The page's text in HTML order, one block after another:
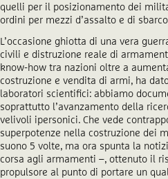
quelli per il posizionamento dei
ordini per mezzi d’assalto e di
L’occasione ghiotta di una vera
civili e distruzione reale di
know-how tra nazioni oltre a
costruzione e vendita di armi, ha
laboratori scientifici: abbiamo
soprattutto l’avanzamento della
velivoli ipersonici. Che vede
superpotenze nella costruzione dei
suono 5 volte, ma ora spunta la
corsa agli armamenti –, ottenuto il
propulsore al punto di portare un